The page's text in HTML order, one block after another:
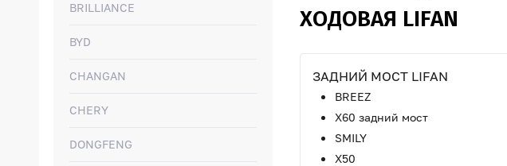
BRILLIANCE
BYD
CHANGAN
CHERY
DONGFENG
ХОДОВАЯ LIFAN
ЗАДНИЙ МОСТ LIFAN
BREEZ
Х60 задний мост
SMILY
X50